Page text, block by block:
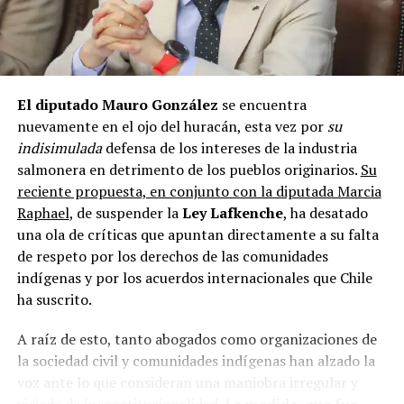
vamos a contar con los 116 mil millones de pesos
previstos», afirmó. Águila destacó la importancia de
discutir y priorizar recursos dentro del consejo, para
garantizar que los proyectos municipales en ejecución y
los programas de salud continúen.
Por su parte, Javier Cabello , lamentó los recortes y
señaló que los proyectos en ejecución deben ser
garantizados.
«El presupuesto ya viene priorizado
desde el año pasado, y si bien algunos fondos
destinados a organizaciones comunitarias no se
tocarán, la situación es compleja»,
indicó Cabello,
quien también alertó sobre la posibilidad de nuevos
recortes a mitad de año.
El futuro de los proyectos en la región, en especial en
Chiloé,
depende de la capacidad del gobernador para
negociar con la
Dipres
y liderar la gestión del
El diputado Mauro González se encuentra
nuevamente en el ojo del huracán, esta vez por su
indisimuladadefensa de los intereses de la industria
salmonera en detrimento de los pueblos originarios. Su
reciente propuesta, en conjunto con la diputada Marcia
Raphael, de suspender laLey Lafkenche, ha desatado
una ola de críticas que apuntan directamente a su falta
de respeto por los derechos de las comunidades
indígenas y por los acuerdos internacionales que Chile
ha suscrito.
A raíz de esto, tanto abogados como organizaciones de
la sociedad civil y comunidades indígenas han alzado la
voz ante lo que consideran una maniobra irregular y